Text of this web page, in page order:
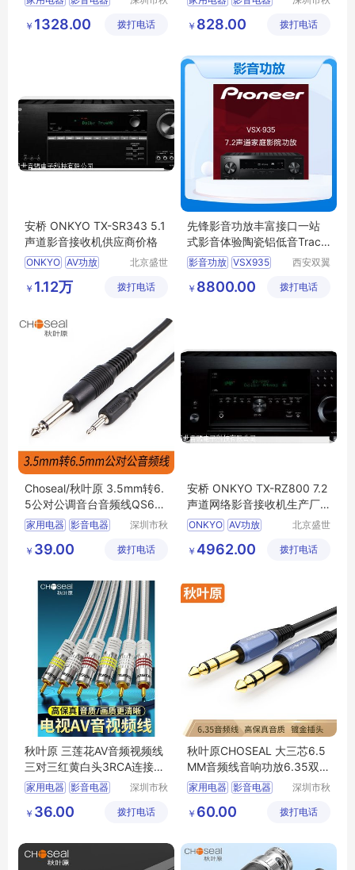
发烧级单晶铜喇叭线
有限公司
￥ 1328.00 拨打电话
高清监控视频线
有限公司
￥ 828.00 拨打电话
安桥 ONKYO TX-SR343 5.1
声道影音接收机供应商价格
ONKYO AV功放
北京盛世
科技有限
￥ 1.12万 拨打电话
先锋影音功放丰富接口一站
式影音体验陶瓷铝低音Tractr
ix号角技术
影音功放 VSX935
西安双翼
科技有限
￥ 8800.00 拨打电话
Choseal/秋叶原 3.5mm转6.
5公对公调音台音频线QS671
2家用电器 影音电器
深圳市秋
有限公司
￥ 39.00 拨打电话
安桥 ONKYO TX-RZ800 7.2
声道网络影音接收机生产厂
家
ONKYO AV功放
北京盛世
科技有限
￥ 4962.00 拨打电话
秋叶原 三莲花AV音频视频线
三对三红黄白头3RCA连接线
QS6773
家用电器 影音电器
深圳市秋
有限公司
￥ 36.00 拨打电话
秋叶原CHOSEAL 大三芯6.5
MM音频线音响功放6.35双声
道平衡线对录线
家用电器 影音电器
深圳市秋
有限公司
￥ 60.00 拨打电话